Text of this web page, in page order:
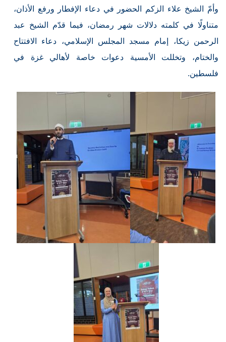
وأمّ الشيخ علاء الزكم الحضور في دعاء الإفطار ورفع الأذان،
متناولًا في كلمته دلالات شهر رمضان، فيما قدّم الشيخ عبد
الرحمن زيكا، إمام مسجد المجلس الإسلامي، دعاء الافتتاح
والختام، وتخللت الأمسية دعوات خاصة لأهالي غزة في
فلسطين.